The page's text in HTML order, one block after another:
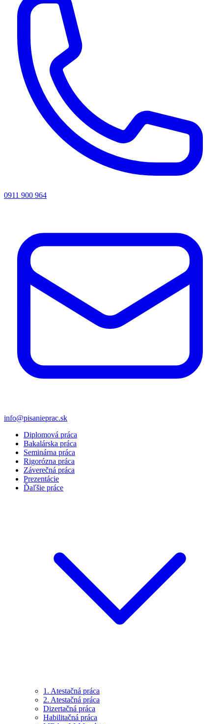
0911 900 964
info@pisanieprac.sk
Diplomová práca
Bakalárska práca
Seminárna práca
Rigorózna práca
Záverečná práca
Prezentácie
Ďaľšie práce
1. Atestačná práca
2. Atestačná práca
Dizertačná práca
Habilitačná práca